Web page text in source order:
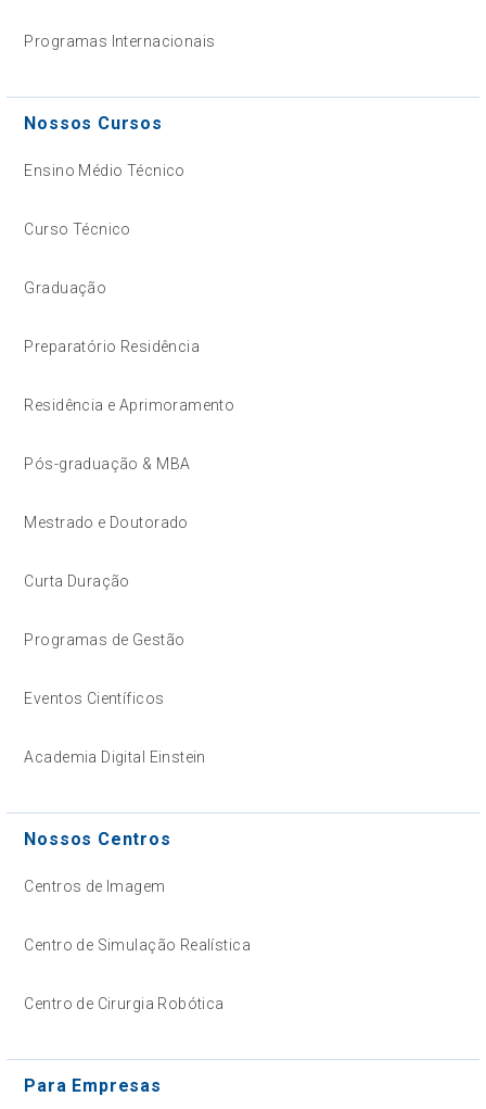
Programas Internacionais
Nossos Cursos
Ensino Médio Técnico
Curso Técnico
Graduação
Preparatório Residência
Residência e Aprimoramento
Pós-graduação & MBA
Mestrado e Doutorado
Curta Duração
Programas de Gestão
Eventos Científicos
Academia Digital Einstein
Nossos Centros
Centros de Imagem
Centro de Simulação Realística
Centro de Cirurgia Robótica
Para Empresas